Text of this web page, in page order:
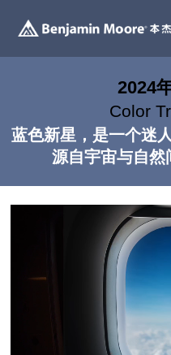
2024
Color
蓝色新星，是一个迷
源自宇宙与自然